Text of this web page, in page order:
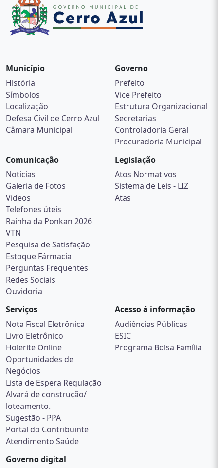
Município
História
Símbolos
Localização
Defesa Civil de Cerro Azul
Câmara Municipal
Governo
Prefeito
Vice Prefeito
Estrutura Organizacional
Secretarias
Controladoria Geral
Procuradoria Municipal
Comunicação
Noticias
Galeria de Fotos
Videos
Telefones úteis
Rainha da Ponkan 2026
VTN
Pesquisa de Satisfação
Estoque Fármacia
Perguntas Frequentes
Redes Sociais
Ouvidoria
Legislação
Atos Normativos
Sistema de Leis - LIZ
Atas
Serviços
Nota Fiscal Eletrônica
Livro Eletrônico
Holerite Online
Oportunidades de
Negócios
Lista de Espera Regulação
Alvará de construção/
loteamento.
Sugestão - PPA
Portal do Contribuinte
Atendimento Saúde
Acesso á informação
Audiências Públicas
ESIC
Programa Bolsa Família
Governo digital